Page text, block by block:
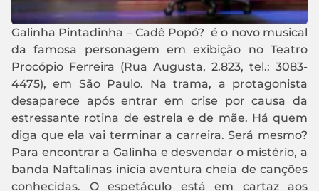
Galinha Pintadinha – Cadê Popó? é o novo musical
da famosa personagem em exibição no Teatro
Procópio Ferreira (Rua Augusta, 2.823, tel.: 3083-
4475), em São Paulo. Na trama, a protagonista
desaparece após entrar em crise por causa da
estressante rotina de estrela e de mãe. Há quem
diga que ela vai terminar a carreira. Será mesmo?
Para encontrar a Galinha e desvendar o mistério, a
banda Naftalinas inicia aventura cheia de canções
conhecidas. O espetáculo está em cartaz aos